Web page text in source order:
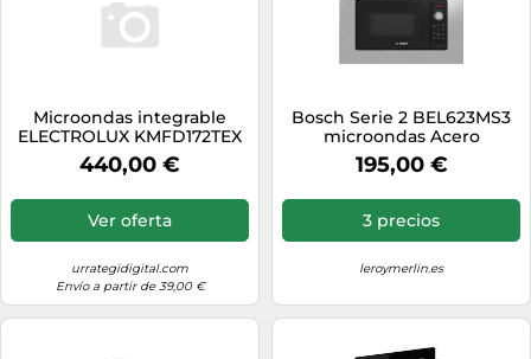
Microondas integrable
ELECTROLUX KMFD172TEX
440,00 €
Ver oferta
urrategidigital.com
Envío a partir de 39,00 €
Bosch Serie 2 BEL623MS3
microondas Acero
inoxidable Microondas con
grill Integrado 20 L 800 W
195,00 €
3 precios
leroymerlin.es